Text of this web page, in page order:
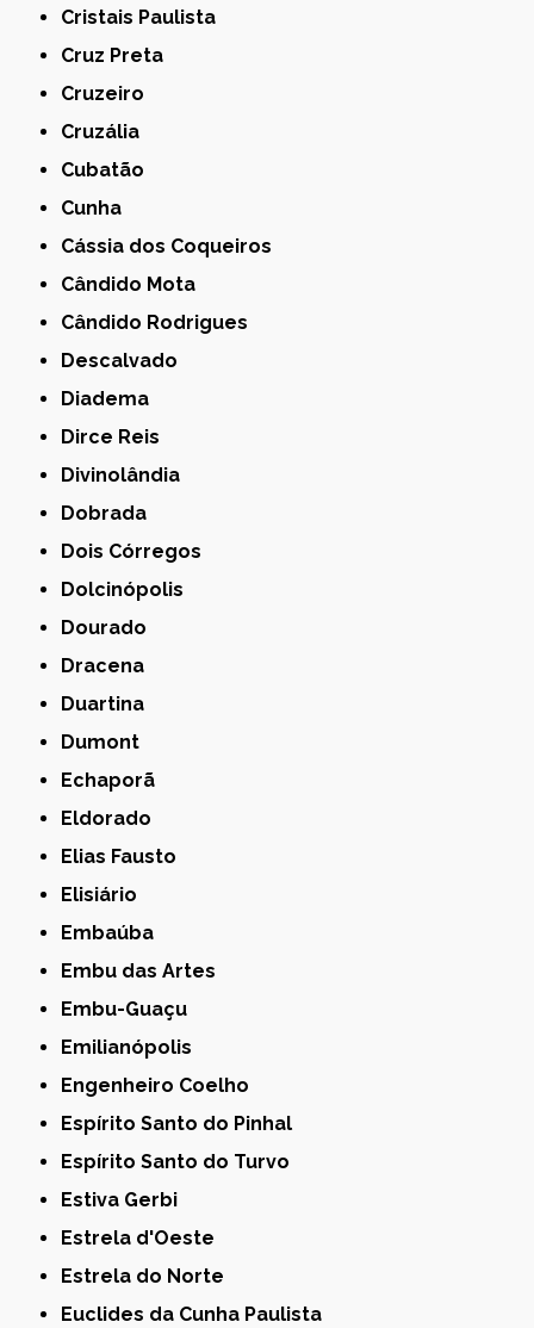
Cristais Paulista
Cruz Preta
Cruzeiro
Cruzália
Cubatão
Cunha
Cássia dos Coqueiros
Cândido Mota
Cândido Rodrigues
Descalvado
Diadema
Dirce Reis
Divinolândia
Dobrada
Dois Córregos
Dolcinópolis
Dourado
Dracena
Duartina
Dumont
Echaporã
Eldorado
Elias Fausto
Elisiário
Embaúba
Embu das Artes
Embu-Guaçu
Emilianópolis
Engenheiro Coelho
Espírito Santo do Pinhal
Espírito Santo do Turvo
Estiva Gerbi
Estrela d'Oeste
Estrela do Norte
Euclides da Cunha Paulista